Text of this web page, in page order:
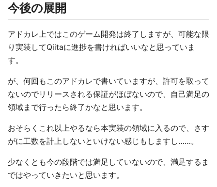
今後の展開
アドカレ上ではこのゲーム開発は終了しますが、可能な限
り実装してQiitaに進捗を書ければいいなと思っていま
す。
が、何回もこのアドカレで書いていますが、許可を取って
ないのでリリースされる保証がほぼないので、自己満足の
領域まで行ったら終了かなと思います。
おそらくこれ以上やるなら本実装の領域に入るので、さす
がに工数を計上しないといけない感じもしますし……。
少なくとも今の段階では満足していないので、満足するま
ではやっていきたいと思います。